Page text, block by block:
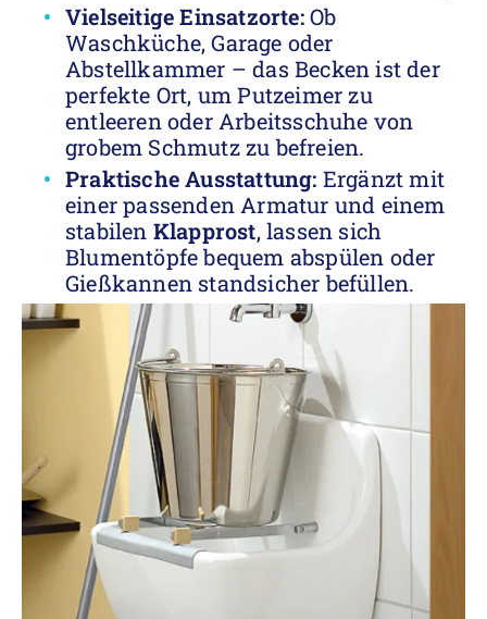
Vielseitige Einsatzorte:Ob
Waschküche, Garage oder
Abstellkammer – das Becken ist der
perfekte Ort, um Putzeimer zu
entleeren oder Arbeitsschuhe von
grobem Schmutz zu befreien.
Praktische Ausstattung: Ergänzt mit
einer passenden Armatur und einem
stabilen Klapprost, lassen sich
Blumentöpfe bequem abspülen oder
Gießkannen standsicher befüllen.